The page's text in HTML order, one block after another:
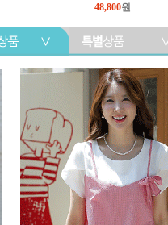
48,800원